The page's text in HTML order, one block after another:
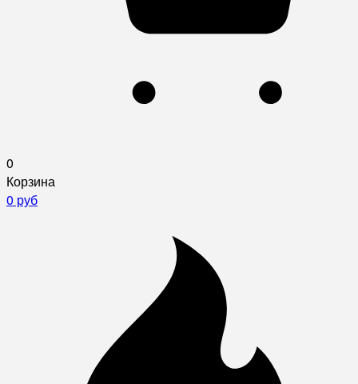
0
Корзина
0 руб